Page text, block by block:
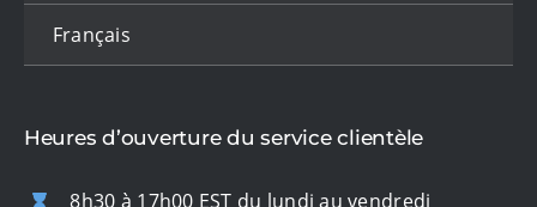
Français
Heures d’ouverture du service clientèle
8h30 à 17h00 EST du lundi au vendredi